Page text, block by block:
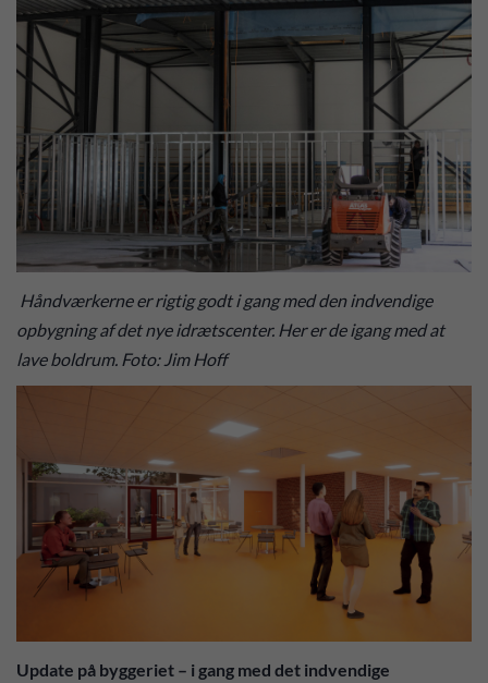
Håndværkerne er rigtig godt i gang med den indvendige
opbygning af det nye idrætscenter. Her er de igang med at
lave boldrum. Foto: Jim Hoff
Update på byggeriet – i gang med det indvendige